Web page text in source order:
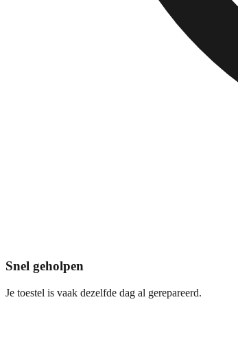
Snel geholpen
Je toestel is vaak dezelfde dag al gerepareerd.